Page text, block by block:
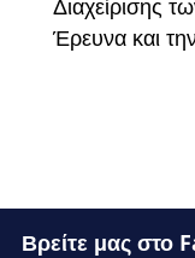
Έρευνα και
Βρείτε μας στο